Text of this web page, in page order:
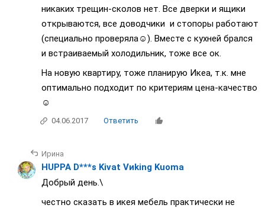
никаких трещин-сколов нет. Все дверки и ящики
открываются, все доводчики и стопоры работают
(специально проверяла☺). Вместе с кухней брался
и встраиваемый холодильник, тоже все ок.
На новую квартиру, тоже планирую Икеа, т.к. мне
оптимально подходит по критериям цена-качество
☺
04.06.2017 Ответить
Ирина
HUPPA D***s Kivat Vиking Kuoma
Добрый день.\
честно сказать в икея мебель практически не